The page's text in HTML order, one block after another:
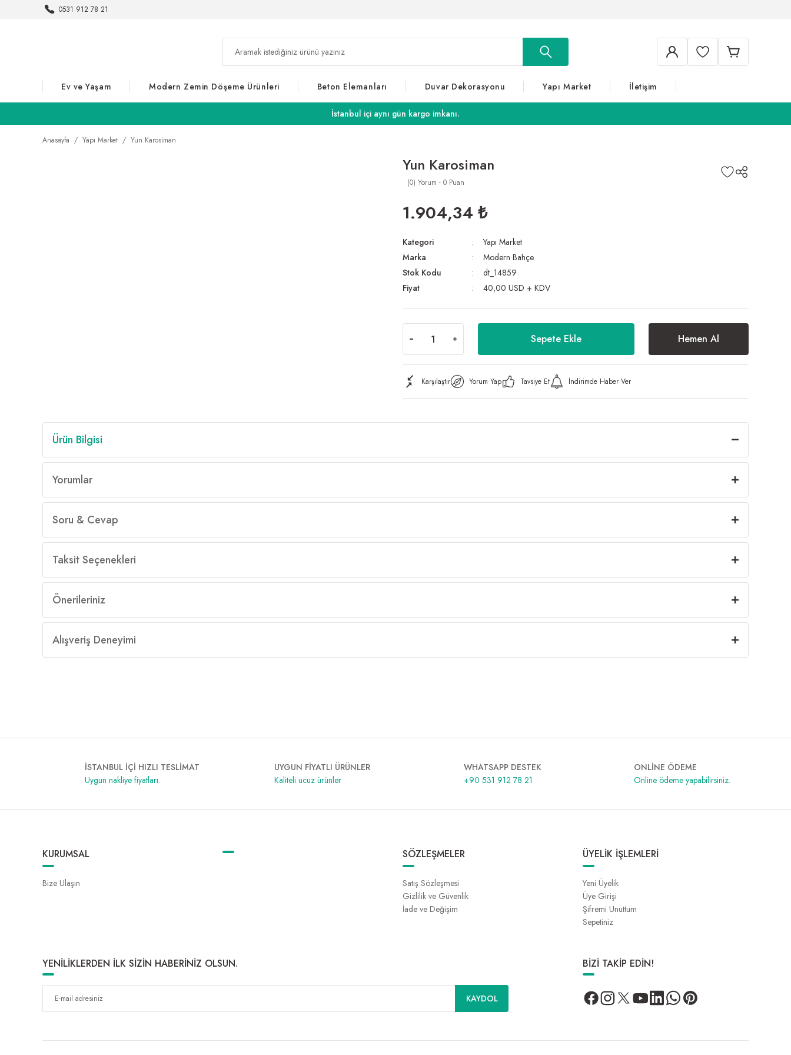
0531 912 78 21
Ev ve Yaşam Modern Zemin Döşeme Ürünleri Beton Elemanları Duvar Dekorasyonu Yapı Market İletişim
İstanbul içi aynı gün kargo imkanı.
Anasayfa Yapı Market Yun Karosiman
Yun Karosiman
(0) Yorum - 0 Puan
1.904,34 ₺
Kategori
Yapı Market
Marka
Modern Bahçe
Stok Kodu
dt_14859
Fiyat
40,00 USD + KDV
Sepete Ekle Hemen Al
Karşılaştır Yorum Yap Tavsiye Et İndirimde Haber Ver
Ürün Bilgisi
Yorumlar
Soru & Cevap
Taksit Seçenekleri
Önerileriniz
Alışveriş Deneyimi
İSTANBUL İÇİ HIZLI TESLİMAT
Uygun nakliye fiyatları.
UYGUN FİYATLI ÜRÜNLER
Kaliteli ucuz ürünler
WHATSAPP DESTEK
+90 531 912 78 21
ONLİNE ÖDEME
Online ödeme yapabilirsiniz.
KURUMSAL
Bize Ulaşın
SÖZLEŞMELER
Satış Sözleşmesi
Gizlilik ve Güvenlik
İade ve Değişim
ÜYELİK İŞLEMLERİ
Yeni Üyelik
Üye Girişi
Şifremi Unuttum
Sepetiniz
YENİLİKLERDEN İLK SİZİN HABERİNİZ OLSUN.
KAYDOL
BİZİ TAKİP EDİN!